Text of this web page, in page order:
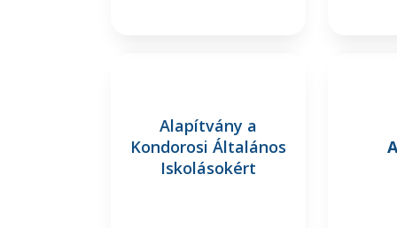
Alapítvány a
Kondorosi Általános
Iskolásokért